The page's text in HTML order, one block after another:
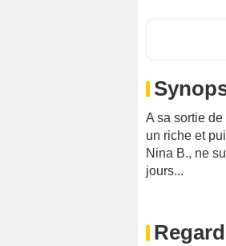
A sa sortie
un riche et
Nina B., ne
jours...